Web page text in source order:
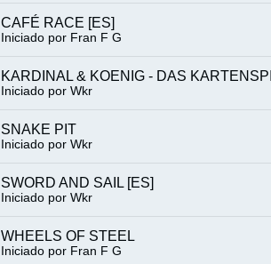
CAFÉ RACE [ES]
Iniciado por Fran F G
KARDINAL & KOENIG - DAS
Iniciado por Wkr
SNAKE PIT
Iniciado por Wkr
SWORD AND SAIL [ES]
Iniciado por Wkr
WHEELS OF STEEL
Iniciado por Fran F G